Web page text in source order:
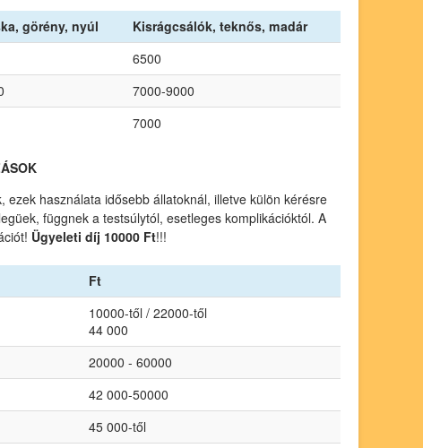
görény, nyúl
Kisrágcsálók, teknős, madár
6500
7000-9000
7000
használata idősebb állatoknál, illetve külön kérésre
függnek a testsúlytól, esetleges komplikációktól. A
Ügyeleti díj 10000 Ft!!!
Ft
10000-től / 22000-től
44 000
20000 - 60000
42 000-50000
45 000-től